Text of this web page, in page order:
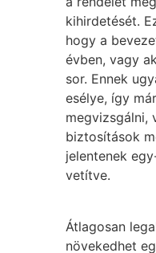
kihirdetését.
hogy a
évben, vagy
sor. Ennek
esélye, így
megvizsgálni,
biztosítások
jelentenek
vetítve.
Átlagosan
növekedhet